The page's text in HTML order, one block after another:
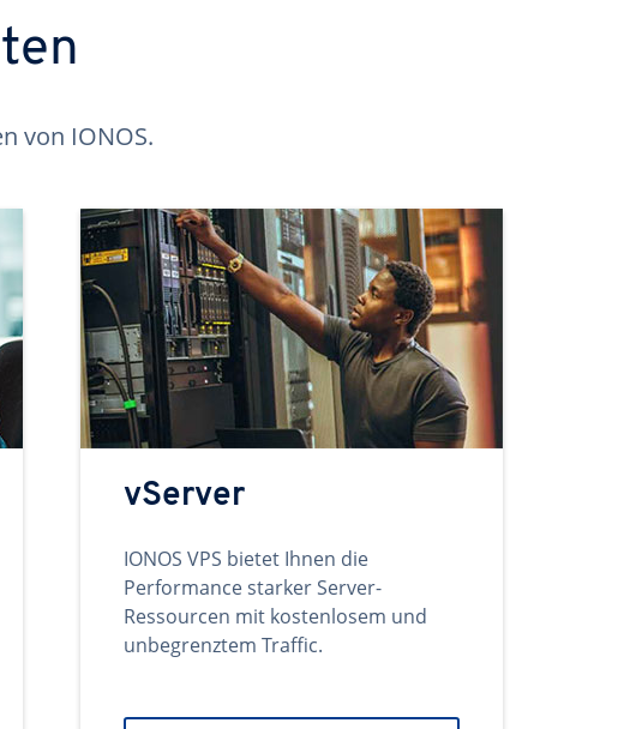
von IONOS.
vServer
IONOS VPS bietet Ihnen die
Performance starker Server-
Ressourcen mit kostenlosem und
unbegrenztem Traffic.